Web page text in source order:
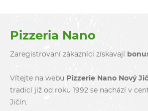
Pizzeria Nano
Zaregistrovaní zákazníci získavají
Vítejte na webu Pizzerie Nano Nový
tradicí již od roku 1992 se nachází v
Jičín.